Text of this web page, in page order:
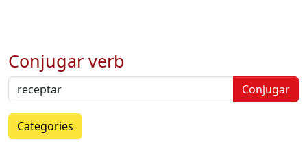
Conjugar verb
Conjugar
Categories